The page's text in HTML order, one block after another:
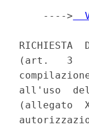
    ---->
RICHIESTA
(art.   3
all'uso  del
(allegato